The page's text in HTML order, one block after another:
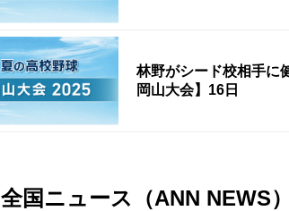
林野がシード校相手
岡山大会】16日
全国ニュース（ANN NEWS）